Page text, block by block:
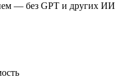
— без GPT и других ИИ